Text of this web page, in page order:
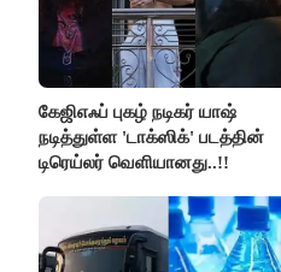
கேஜிஎஃப் புகழ் நடிகர் யாஷ்
நடித்துள்ள 'டாக்‌ஸிக்' படத்தின்
டிரெய்லர் வெளியானது..!!